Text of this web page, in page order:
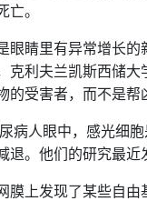
。
眼睛里有异常增长
克利夫兰凯斯西储
受害者，而不是帮
病人眼中，感光细
。他们的研究最近
膜上发现了某些自